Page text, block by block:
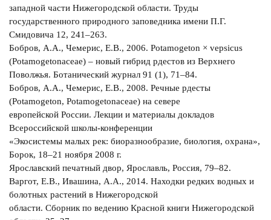
западной части Нижегородской области. Труды
государственного природного заповедника имени П.Г.
Смидовича 12, 241–263.
Бобров, А.А., Чемерис, Е.В., 2006. Potamogeton × vepsicus
(Potamogetonaceae) – новый гибрид рдестов из Верхнего
Поволжья. Ботанический журнал 91 (1), 71–84.
Бобров, А.А., Чемерис, Е.В., 2008. Речные рдесты
(Potamogeton, Potamogetonaceae) на севере
европейской России. Лекции и материалы докладов
Всероссийской школы-конференции
«Экосистемы малых рек: биоразнообразие, биология, охрана»,
Борок, 18–21 ноября 2008 г.
Ярославский печатный двор, Ярославль, Россия, 79–82.
Варгот, Е.В., Ивашина, А.А., 2014. Находки редких водных и
болотных растений в Нижегородской
области. Сборник по ведению Красной книги Нижегородской